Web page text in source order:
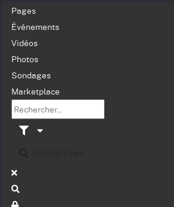
Pages
Événements
Vidéos
Photos
Sondages
Marketplace